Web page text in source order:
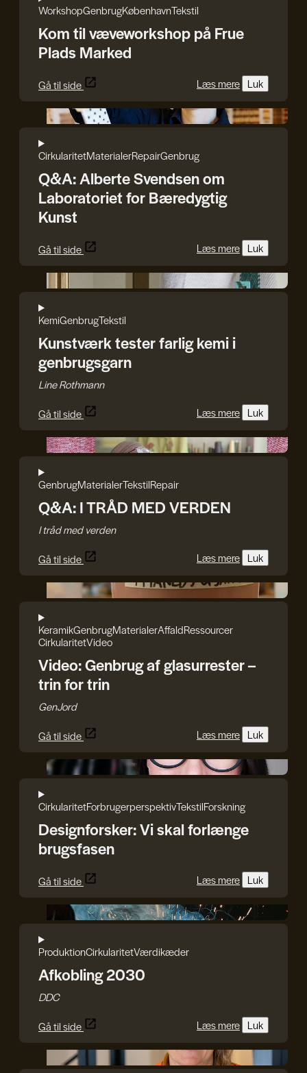
WorkshopGenbrugKøbenhavnTekstil
Kom til væveworkshop på Frue
Plads Marked
Gå til side Læs mere Luk
Søren Svendsen
CirkularitetMaterialerRepairGenbrug
Q&A: Alberte Svendsen om
Laboratoriet for Bæredygtig
Kunst
Gå til side Læs mere Luk
Line Rothmann
KemiGenbrugTekstil
Kunstværk tester farlig kemi i
genbrugsgarn
Line Rothmann
Gå til side
Læs mere Luk
I TRÅD MED VERDEN
GenbrugMaterialerTekstilRepair
Q&A: I TRÅD MED VERDEN
I tråd med verden
Gå til side
Læs mere Luk
KeramikGenbrugMaterialerAffaldRessourcer
CirkularitetVideo
Video: Genbrug af glasurrester –
trin for trin
GenJord
Gå til side
Læs mere Luk
Iryna Kucher
CirkularitetForbrugerperspektivTekstilForskning
Designforsker: Vi skal forlænge
brugsfasen
Gå til side Læs mere Luk
ProduktionCirkularitetVærdikæder
Afkobling 2030
DDC
Gå til side
Læs mere Luk
Rasmus Blicher